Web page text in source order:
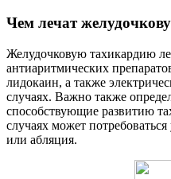
Чем лечат
Желудочковую тахикардию
антиаритмических
лидокаин, а также
случаях. Важно также
способствующие развитию
случаях может
или абляция.